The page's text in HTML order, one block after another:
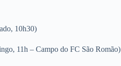
10h30)
11h – Campo do FC São Romão)